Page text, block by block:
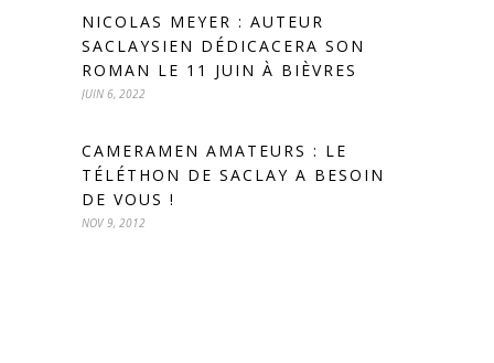
NICOLAS MEYER : AUTEUR
SACLAYSIEN DÉDICACERA SON
ROMAN LE 11 JUIN À BIÈVRES
JUIN 6, 2022
CAMERAMEN AMATEURS : LE
TÉLÉTHON DE SACLAY A BESOIN
DE VOUS !
NOV 9, 2012